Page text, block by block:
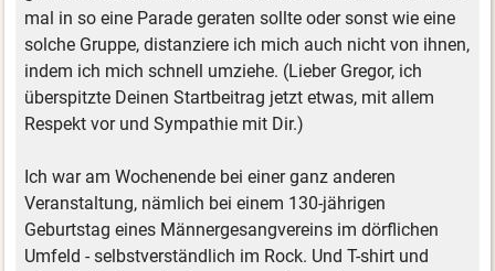
mal in so eine Parade geraten sollte oder sonst wie eine
solche Gruppe, distanziere ich mich auch nicht von ihnen,
indem ich mich schnell umziehe. (Lieber Gregor, ich
überspitzte Deinen Startbeitrag jetzt etwas, mit allem
Respekt vor und Sympathie mit Dir.)
Ich war am Wochenende bei einer ganz anderen
Veranstaltung, nämlich bei einem 130-jährigen
Geburtstag eines Männergesangvereins im dörflichen
Umfeld - selbstverständlich im Rock. Und T-shirt und